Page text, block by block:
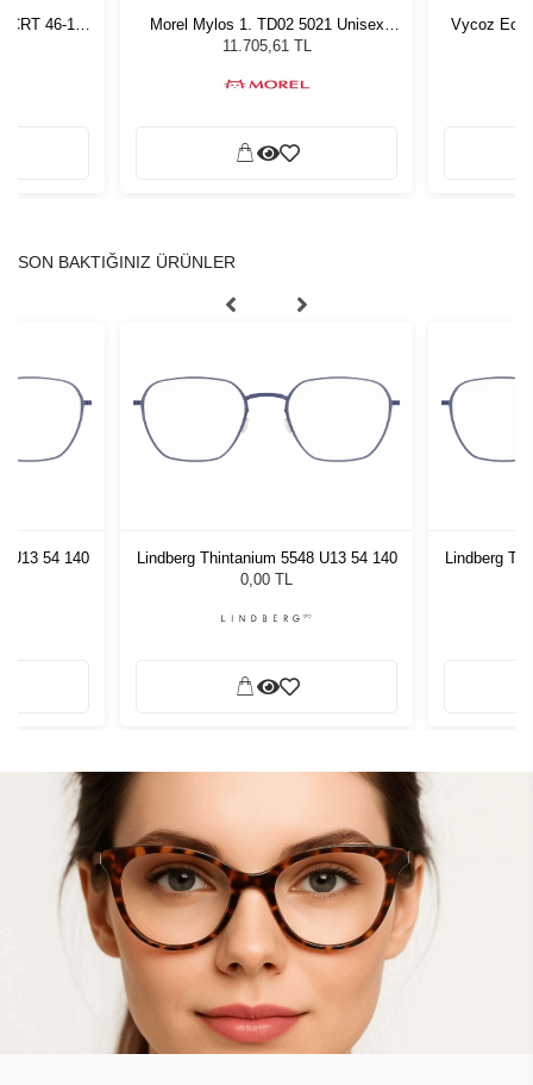
46-17
Morel Mylos 1. TD02 5021 Unisex
Güneş Gözlüğü
11.705,61 TL
Vycoz
SON BAKTIĞINIZ ÜRÜNLER
U13 54 140
Lindberg Thintanium 5548 U13 54 140
0,00 TL
Lindberg